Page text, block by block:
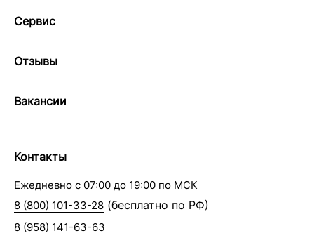
Сервис
Отзывы
Вакансии
Контакты
Ежедневно с 07:00 до 19:00 по МСК
8 (800) 101-33-28 (бесплатно по РФ)
8 (958) 141-63-63